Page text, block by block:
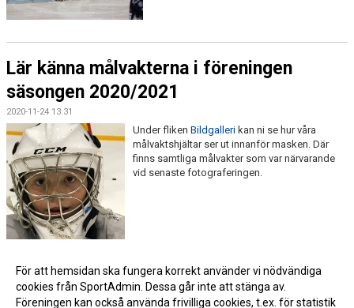
Lär känna målvakterna i föreningen
säsongen 2020/2021
2020-11-24 13:31
Under fliken Bildgalleri kan ni se hur våra
målvaktshjältar ser ut innanför masken. Där
finns samtliga målvakter som var närvarande
vid senaste fotograferingen.
För att hemsidan ska fungera korrekt använder vi nödvändiga
cookies från SportAdmin. Dessa går inte att stänga av.
Föreningen kan också använda frivilliga cookies, t.ex. för statistik